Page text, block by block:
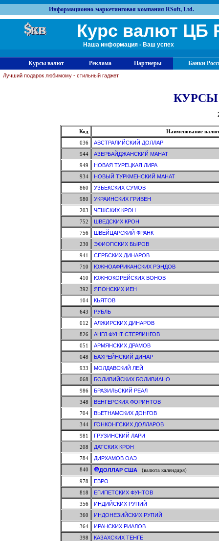
Информационно-маркетинговая компания RSoft, Ltd.
Курс валют ЦБ
Наша информация - Ваш успех
Курсы валют Реклама Партнеры Банки
Лучший подарок любимому - стильный гаджет
Код
Наименование
036
АВСТРАЛИЙСКИЙ ДОЛЛАР
944
АЗЕРБАЙДЖАНСКИЙ МАНАТ
949
НОВАЯ ТУРЕЦКАЯ ЛИРА
934
НОВЫЙ ТУРКМЕНСКИЙ МАНАТ
860
УЗБЕКСКИХ СУМОВ
980
УКРАИНСКИХ ГРИВЕН
203
ЧЕШСКИХ КРОН
752
ШВЕДСКИХ КРОН
756
ШВЕЙЦАРСКИЙ ФРАНК
230
ЭФИОПСКИХ БЫРОВ
941
СЕРБСКИХ ДИНАРОВ
710
ЮЖНОАФРИКАНСКИХ РЭНДОВ
410
ЮЖНОКОРЕЙСКИХ ВОНОВ
392
ЯПОНСКИХ ИЕН
104
КЬЯТОВ
643
РУБЛЬ
012
АЛЖИРСКИХ ДИНАРОВ
826
АНГЛ.ФУНТ СТЕРЛИНГОВ
051
АРМЯНСКИХ ДРАМОВ
048
БАХРЕЙНСКИЙ ДИНАР
933
МОЛДАВСКИЙ ЛЕЙ
068
БОЛИВИЙСКИХ БОЛИВИАНО
986
БРАЗИЛЬСКИЙ РЕАЛ
348
ВЕНГЕРСКИХ ФОРИНТОВ
704
ВЬЕТНАМСКИХ ДОНГОВ
344
ГОНКОНГСКИХ ДОЛЛАРОВ
981
ГРУЗИНСКИЙ ЛАРИ
208
ДАТСКИХ КРОН
784
ДИРХАМОВ ОАЭ
840
ДОЛЛАР США(валюта календаря)
978
ЕВРО
818
ЕГИПЕТСКИХ ФУНТОВ
356
ИНДИЙСКИХ РУПИЙ
360
ИНДОНЕЗИЙСКИХ РУПИЙ
364
ИРАНСКИХ РИАЛОВ
398
КАЗАХСКИХ ТЕНГЕ